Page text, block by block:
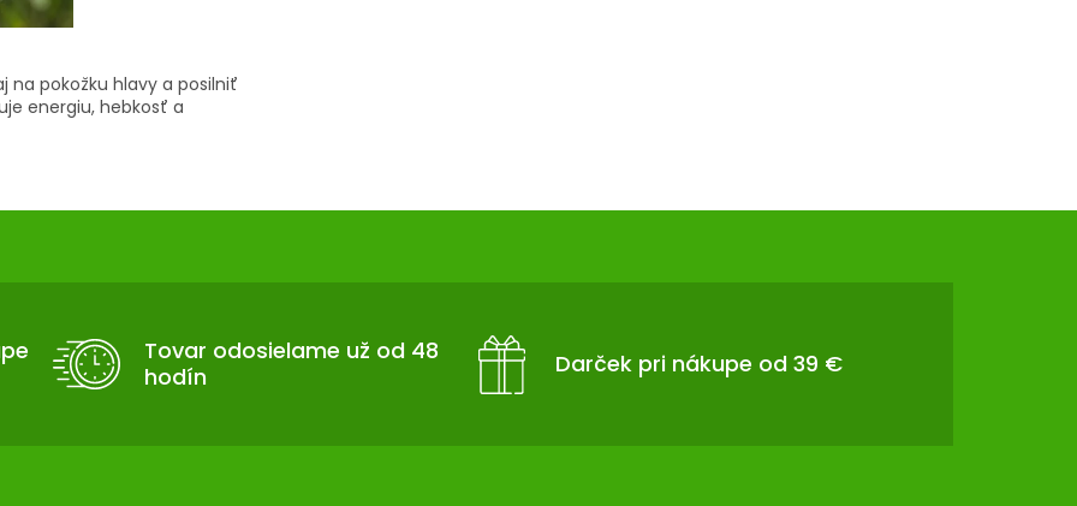
na pokožku hlavy a posilniť
energiu, hebkosť a
Tovar odosielame už od 48
hodín
Darček pri nákupe od 39 €